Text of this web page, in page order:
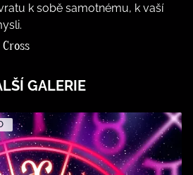
k sobě samotnému, k vaší
GALERIE